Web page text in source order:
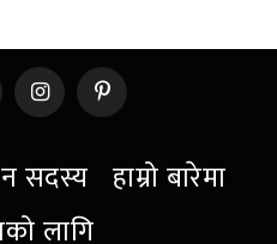
InstagramPinterest
सदस्य हाम्रो बारेमा
लागि